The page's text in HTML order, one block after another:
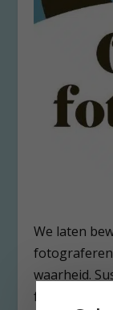
We laten
waarheid.